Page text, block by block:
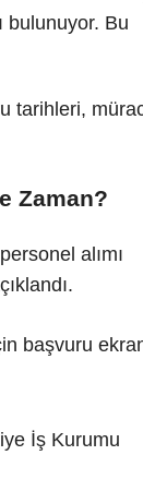
bulunuyor. Bu
tarihleri,
Zaman?
alımı
başvuru
İş Kurumu